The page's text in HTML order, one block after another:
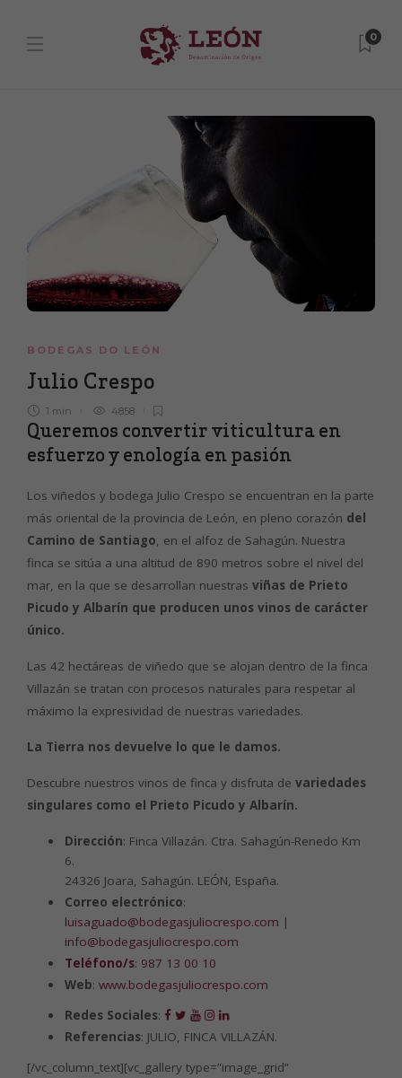
0
BODEGAS DO LEÓN
Julio Crespo
1 min 4858
Queremos convertir viticultura en
esfuerzo y enología en pasión
Los viñedos y bodega Julio Crespo se encuentran en la parte
más oriental de la provincia de León, en pleno corazón del
Camino de Santiago, en el alfoz de Sahagún. Nuestra
finca se sitúa a una altitud de 890 metros sobre el nivel del
mar, en la que se desarrollan nuestras viñas de Prieto
Picudo y Albarín que producen unos vinos de carácter
único.
Las 42 hectáreas de viñedo que se alojan dentro de la finca
Villazán se tratan con procesos naturales para respetar al
máximo la expresividad de nuestras variedades.
La Tierra nos devuelve lo que le damos.
Descubre nuestros vinos de finca y disfruta de variedades
singulares como el Prieto Picudo y Albarín.
Dirección: Finca Villazán. Ctra. Sahagún-Renedo Km
6.
24326 Joara, Sahagún. LEÓN, España.
Correo electrónico:
luisaguado@bodegasjuliocrespo.com |
info@bodegasjuliocrespo.com
Teléfono/s: 987 13 00 10
Web: www.bodegasjuliocrespo.com
Redes Sociales:
Referencias: JULIO, FINCA VILLAZÁN.
[/vc_column_text][vc_gallery type=”image_grid”